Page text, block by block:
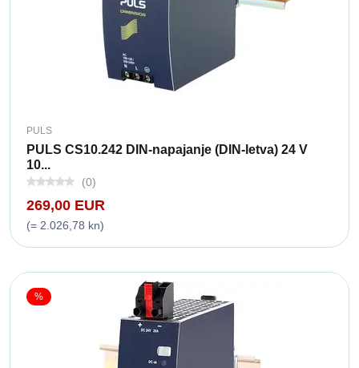
PULS
PULS CS10.242 DIN-napajanje (DIN-letva) 24 V
10...
(0)
269,00 EUR
(= 2.026,78 kn)
%